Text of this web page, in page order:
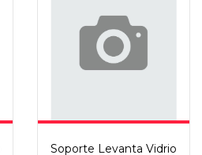
Soporte Levanta Vidrio